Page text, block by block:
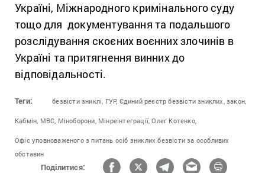
Україні, Міжнародного кримінального суду
тощо для документування та подальшого
розслідування скоєних воєнних злочинів в
Україні та притягнення винних до
відповідальності.
Теги: безвісти зниклі, ГУР, Єдиний реєстр безвісти зниклих, закон,
Кабмін, МВС, Міноборони, Мінреінтеграції, Олег Котенко,
Офіс уповноваженого з питань осіб зниклих безвісти за особливих
обставин
Поділитися: